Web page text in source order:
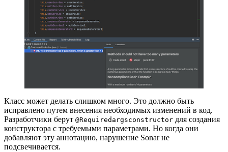
Класс может делать слишком много. Это должно быть
исправлено путем внесения необходимых изменений в код.
Разработчики берут @Requiredargsconstructor для создания
конструктора с требуемыми параметрами. Но когда они
добавляют эту аннотацию, нарушение Sonar не
подсвечивается.